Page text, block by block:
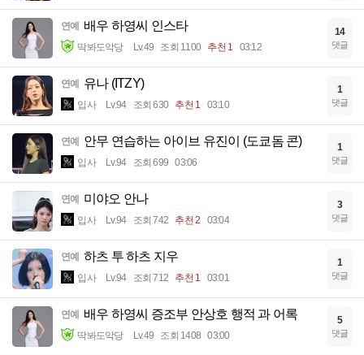
연예 배우 하영씨 인스타
딱봐도악당 Lv.49 조회 1100 추천 1 03:12
14
댓글
연예 유나 (ITZY)
입사 Lv.94 조회 630 추천 1 03:10
1
댓글
연예 안무 연습하는 아이브 유진이 (도쿄돔 콘)
입사 Lv.94 조회 699 03:06
1
댓글
연예 미야오 안나
입사 Lv.94 조회 742 추천 2 03:04
3
댓글
연예 하츠 투 하츠 지우
입사 Lv.94 조회 712 추천 1 03:01
1
댓글
연예 배우 하영씨 증조부 안상호 행적 과 어록
딱봐도악당 Lv.49 조회 1408 03:00
5
댓글